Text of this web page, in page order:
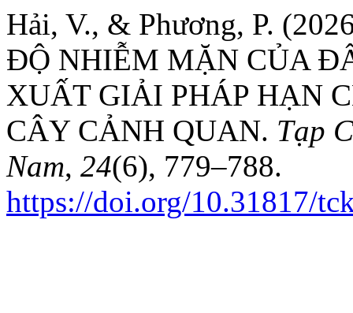
Hải, V., & Phương, P.
ĐỘ NHIỄM MẶN CỦA
XUẤT GIẢI PHÁP HẠN
CÂY CẢNH QUAN. Tạp
Nam, 24(6), 779–788.
https://doi.org/10.31817/